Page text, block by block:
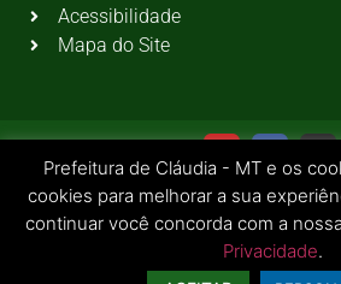
Acessibilidade
Mapa do Site
© 2026 Todos os Direitos Reservados |
Prefeitura de Cláudia - MT e os
cookies para melhorar a sua
continuar você concorda com a nossa
Privacidade.